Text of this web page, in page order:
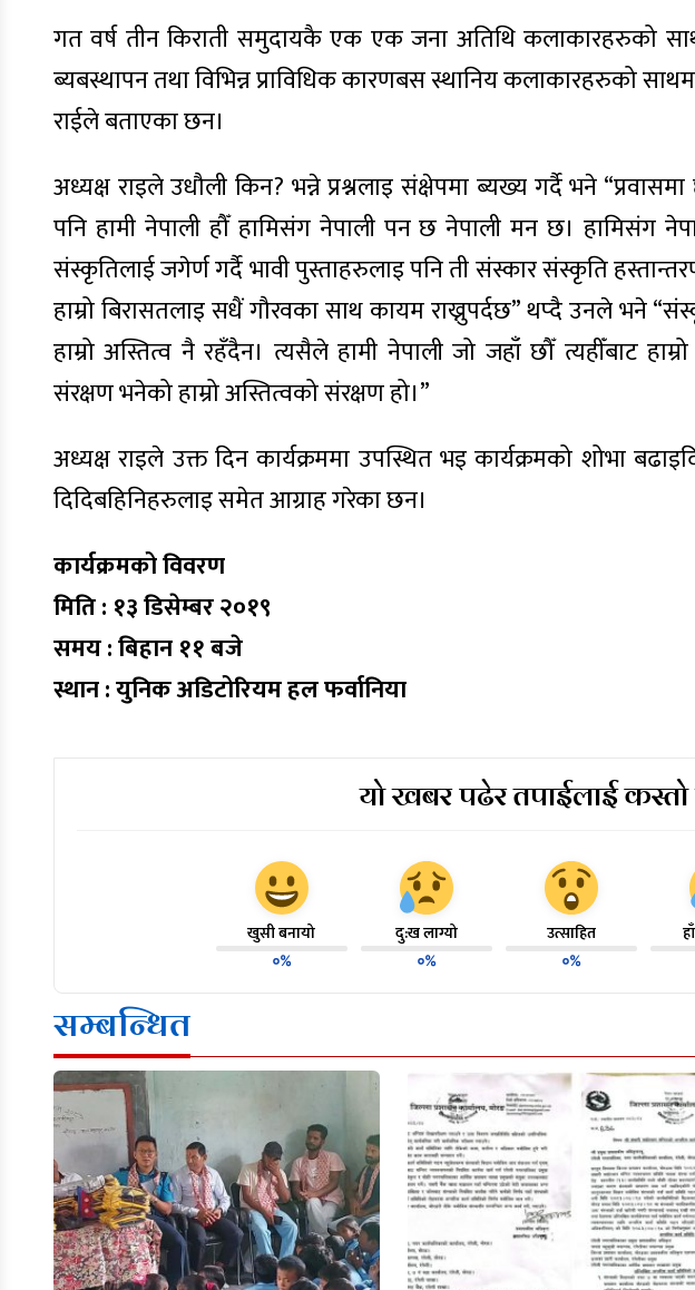
गत वर्ष तीन किराती समुदायकै एक एक जना अतिथि कलाकारहरुको
ब्यबस्थापन तथा विभिन्न प्राविधिक कारणबस स्थानिय कलाकारहरुको
राईले बताएका छन।
अध्यक्ष राइले उधौली किन? भन्ने प्रश्नलाइ संक्षेपमा ब्यख्य गर्दै भने
पनि हामी नेपाली हौँ हामिसंग नेपाली पन छ नेपाली मन छ। हामिसंग
संस्कृतिलाई जगेर्ण गर्दै भावी पुस्ताहरुलाइ पनि ती संस्कार संस्कृति
हाम्रो बिरासतलाइ सधैं गौरवका साथ कायम राख्नुपर्दछ” थप्दै उनले भने
हाम्रो अस्तित्व नै रहँदैन। त्यसैले हामी नेपाली जो जहाँ छौँ त्यहीँबाट
संरक्षण भनेको हाम्रो अस्तित्वको संरक्षण हो।”
अध्यक्ष राइले उक्त दिन कार्यक्रममा उपस्थित भइ कार्यक्रमको शोभा
दिदिबहिनिहरुलाइ समेत आग्राह गरेका छन।
कार्यक्रमको विवरण
मिति : १३ डिसेम्बर २०१९
समय : बिहान ११ बजे
स्थान : युनिक अडिटोरियम हल फर्वानिया
यो खबर पढेर तपाईलाई कस्तो
खुसी बनायो
०%
दु:ख लाग्यो
०%
उत्साहित
०%
सम्बन्धित